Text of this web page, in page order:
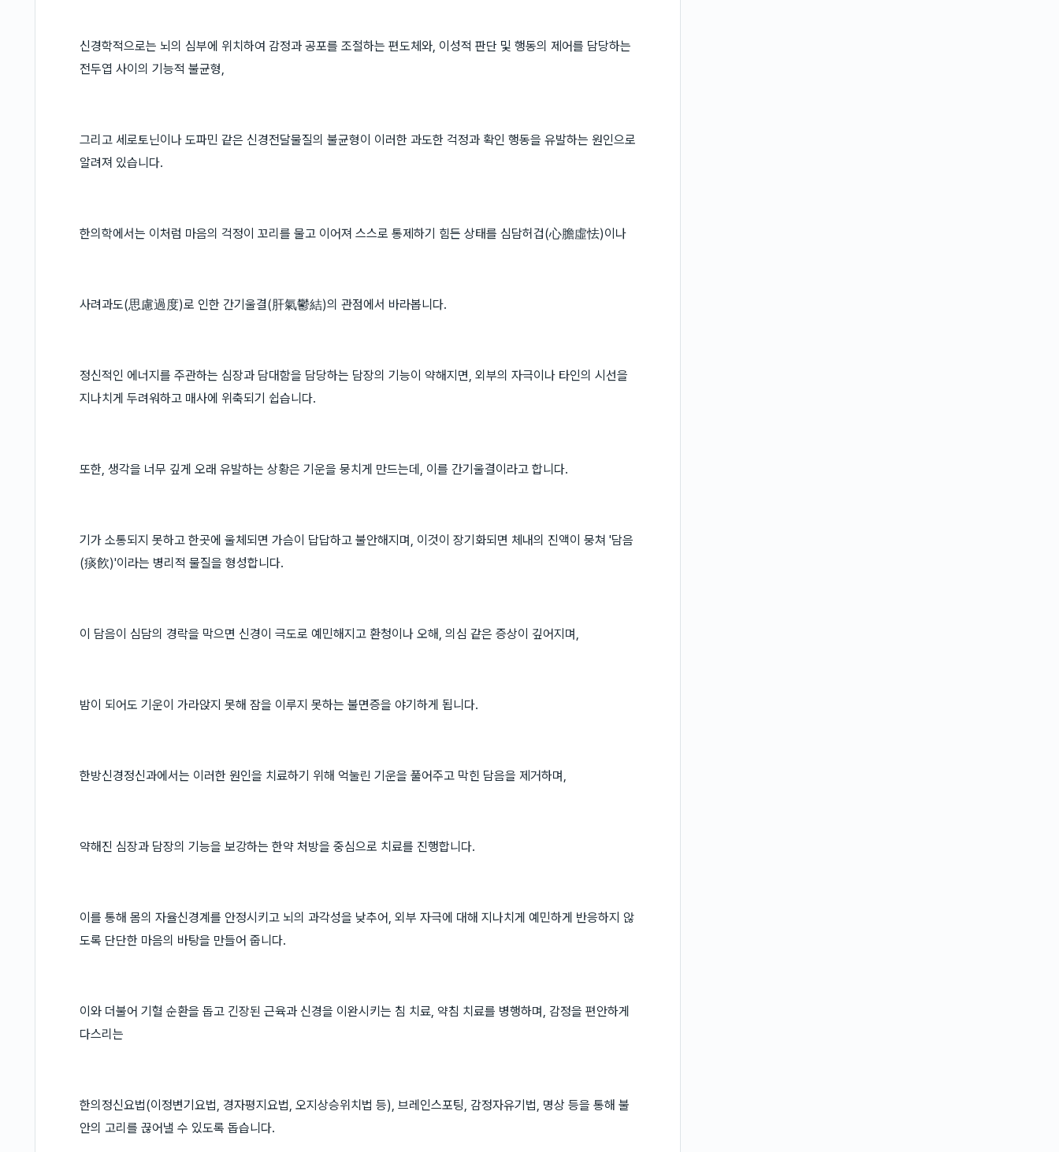
신경학적으로는 뇌의 심부에 위치하여 감정과 공포를 조절하는 편도체와, 이성적 판단 및 행동의 제어를 담당하는
전두엽 사이의 기능적 불균형,
그리고 세로토닌이나 도파민 같은 신경전달물질의 불균형이 이러한 과도한 걱정과 확인 행동을 유발하는 원인으로
알려져 있습니다.
한의학에서는 이처럼 마음의 걱정이 꼬리를 물고 이어져 스스로 통제하기 힘든 상태를 심담허겁(心膽虛怯)이나
사려과도(思慮過度)로 인한 간기울결(肝氣鬱結)의 관점에서 바라봅니다.
정신적인 에너지를 주관하는 심장과 담대함을 담당하는 담장의 기능이 약해지면, 외부의 자극이나 타인의 시선을
지나치게 두려워하고 매사에 위축되기 쉽습니다.
또한, 생각을 너무 깊게 오래 유발하는 상황은 기운을 뭉치게 만드는데, 이를 간기울결이라고 합니다.
기가 소통되지 못하고 한곳에 울체되면 가슴이 답답하고 불안해지며, 이것이 장기화되면 체내의 진액이 뭉쳐 '담음
(痰飮)'이라는 병리적 물질을 형성합니다.
이 담음이 심담의 경락을 막으면 신경이 극도로 예민해지고 환청이나 오해, 의심 같은 증상이 깊어지며,
밤이 되어도 기운이 가라앉지 못해 잠을 이루지 못하는 불면증을 야기하게 됩니다.
한방신경정신과에서는 이러한 원인을 치료하기 위해 억눌린 기운을 풀어주고 막힌 담음을 제거하며,
약해진 심장과 담장의 기능을 보강하는 한약 처방을 중심으로 치료를 진행합니다.
이를 통해 몸의 자율신경계를 안정시키고 뇌의 과각성을 낮추어, 외부 자극에 대해 지나치게 예민하게 반응하지 않
도록 단단한 마음의 바탕을 만들어 줍니다.
이와 더불어 기혈 순환을 돕고 긴장된 근육과 신경을 이완시키는 침 치료, 약침 치료를 병행하며, 감정을 편안하게
다스리는
한의정신요법(이정변기요법, 경자평지요법, 오지상승위치법 등), 브레인스포팅, 감정자유기법, 명상 등을 통해 불
안의 고리를 끊어낼 수 있도록 돕습니다.